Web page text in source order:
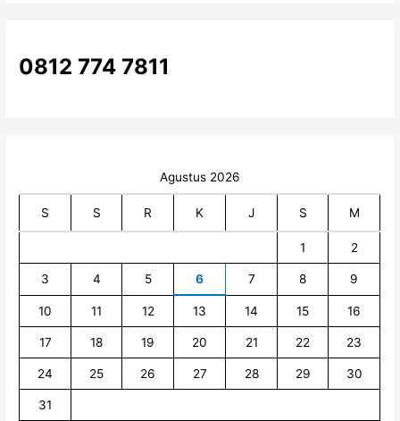
k
0812 774 7811
Agustus 2026
S S R K J S M
1 2
3 4 5 6 7 8 9
10 11 12 13 14 15 16
17 18 19 20 21 22 23
24 25 26 27 28 29 30
31